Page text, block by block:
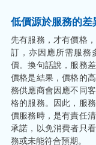
低價源於服務的差
先有服務，才有價格
訂，亦因應所需服務
價。換句話說，服務
價格是結果，價格的
務供應商會因應不同
格的服務。因此，服
價服務時，是有責任
承諾，以免消費者只
務或未能符合預期。